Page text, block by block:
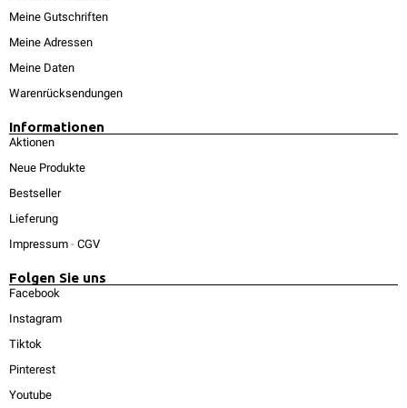
Meine Gutschriften
Meine Adressen
Meine Daten
Warenrücksendungen
Informationen
Aktionen
Neue Produkte
Bestseller
Lieferung
Impressum - CGV
Folgen Sie uns
Facebook
Instagram
Tiktok
Pinterest
Youtube